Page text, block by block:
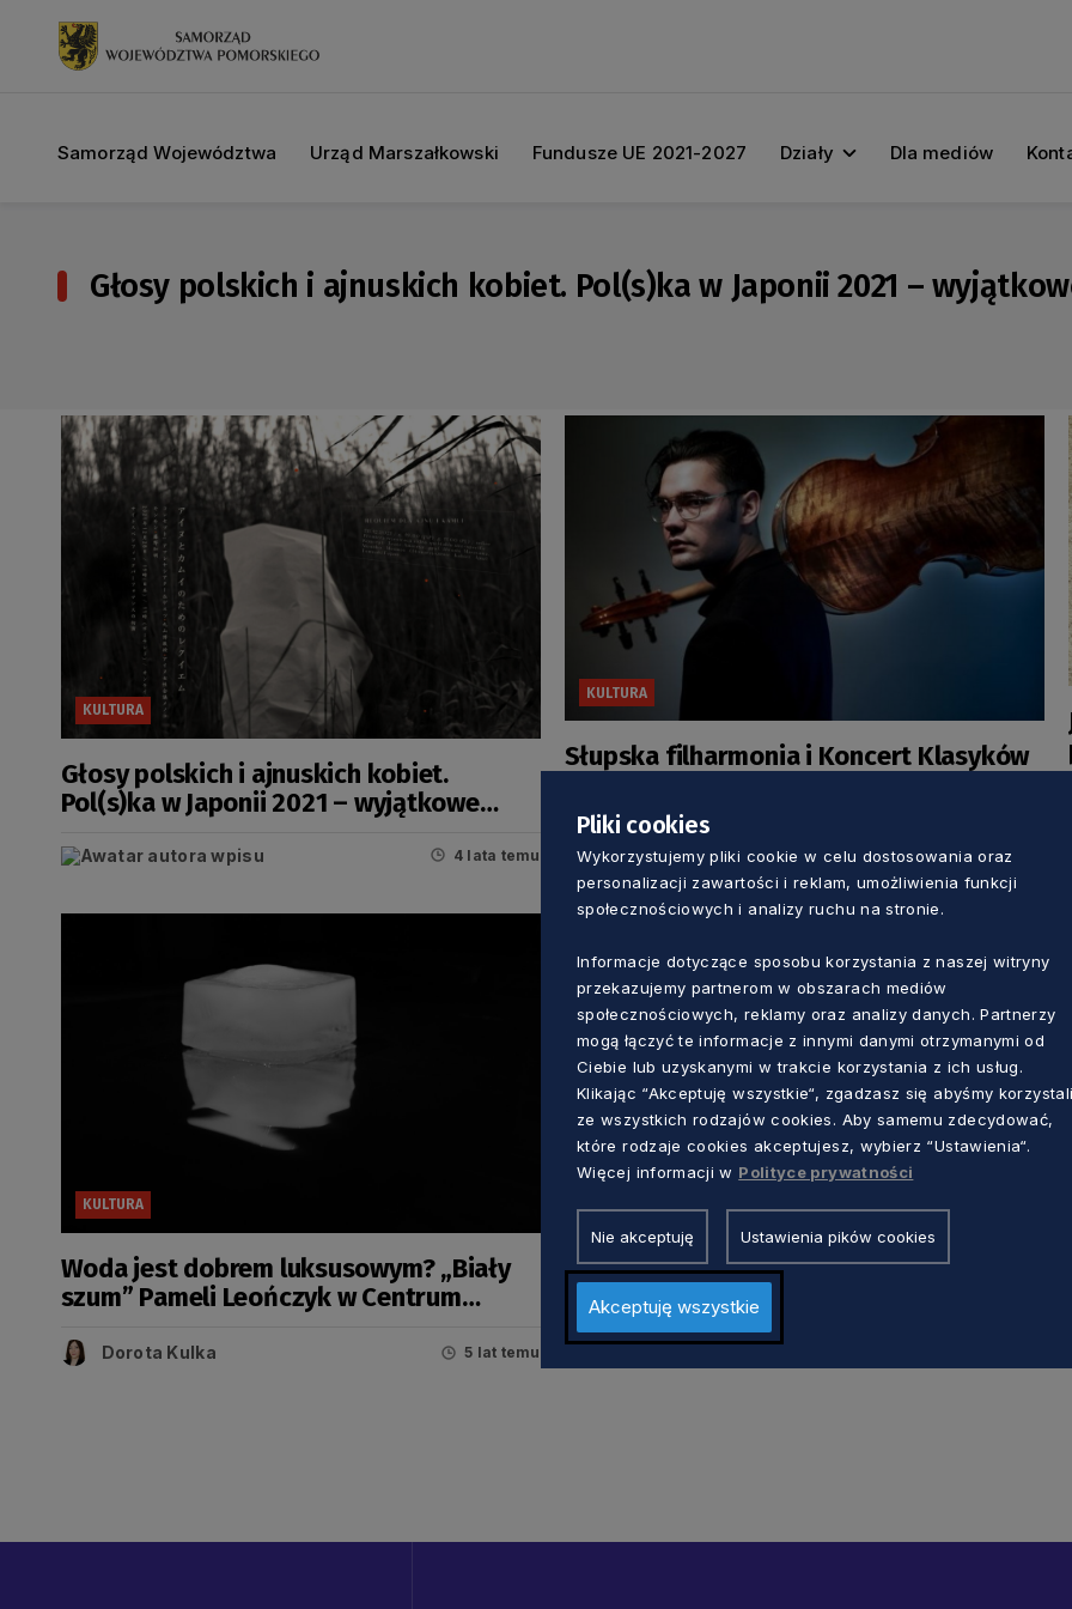
Samorząd Województwa Urząd Marszałkowski Fundusze UE 2021-2027 Działy Dla mediów
Głosy polskich i ajnuskich kobiet. Pol(s)ka w Japonii 2021 –
KULTURA
Głosy polskich i ajnuskich kobiet.
Pol(s)ka w Japonii 2021 – wyjątkowe
4 lata temu
KULTURA
Słupska filharmonia i Koncert Klasyków
KULTURA
Woda jest dobrem luksusowym? „Biały
szum” Pameli Leończyk w Centrum
Dorota Kulka 5 lat temu
Pliki cookies
Wykorzystujemy pliki cookie w celu dostosowania oraz
personalizacji zawartości i reklam, umożliwienia funkcji
społecznościowych i analizy ruchu na stronie.
Informacje dotyczące sposobu korzystania z naszej witryny
przekazujemy partnerom w obszarach mediów
społecznościowych, reklamy oraz analizy danych. Partnerzy
mogą łączyć te informacje z innymi danymi otrzymanymi od
Ciebie lub uzyskanymi w trakcie korzystania z ich usług.
Klikając “Akceptuję wszystkie“, zgadzasz się abyśmy
ze wszystkich rodzajów cookies. Aby samemu zdecydować,
które rodzaje cookies akceptujesz, wybierz “Ustawienia“.
Więcej informacji w Polityce prywatności
Nie akceptuję Ustawienia pików cookies
Akceptuję wszystkie